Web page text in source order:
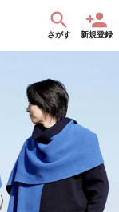
さがす 新規登録